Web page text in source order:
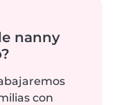
nanny
con